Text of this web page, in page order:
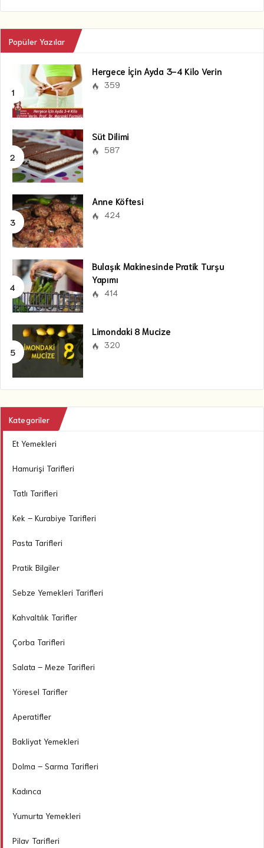
Popüler Yazılar
Hergece İçin Ayda 3-4 Kilo Verin
359
Süt Dilimi
587
Anne Köftesi
424
Bulaşık Makinesinde Pratik Turşu
Yapımı
414
Limondaki 8 Mucize
320
Kategoriler
Et Yemekleri
Hamurişi Tarifleri
Tatlı Tarifleri
Kek – Kurabiye Tarifleri
Pasta Tarifleri
Pratik Bilgiler
Sebze Yemekleri Tarifleri
Kahvaltılık Tarifler
Çorba Tarifleri
Salata – Meze Tarifleri
Yöresel Tarifler
Aperatifler
Bakliyat Yemekleri
Dolma – Sarma Tarifleri
Kadınca
Yumurta Yemekleri
Pilav Tarifleri